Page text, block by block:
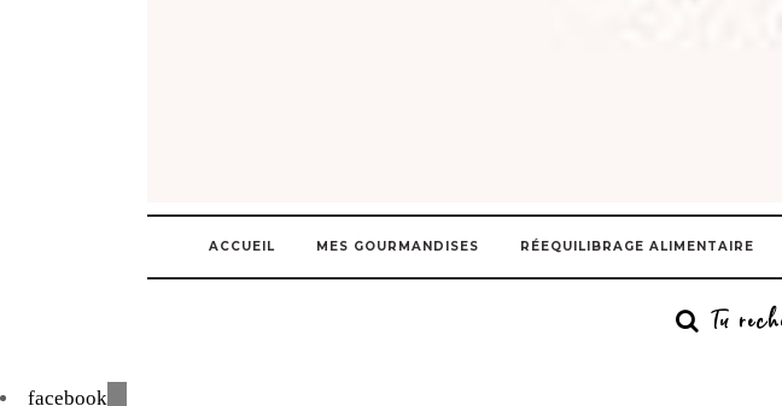
ACCUEIL MES GOURMANDISES RÉEQUILIBRAGE ALIMENTAIRE
facebook